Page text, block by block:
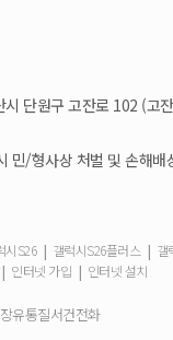
휴
시 단원구 고잔로 102 (고
민/형사상 처벌 및 손해배
시S26 | 갤럭시S26플러스 | 갤
| 인터넷 가입 | 인터넷 설치
유통질서건전화